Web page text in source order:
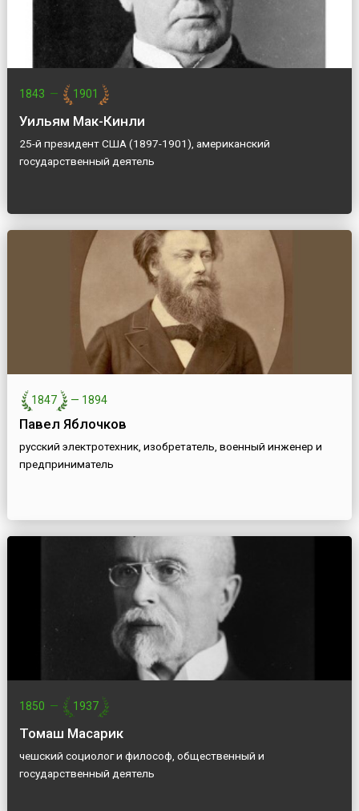
1843 — 1901
Уильям Мак-Кинли
25-й президент США (1897-1901), американский
государственный деятель
1847 — 1894
Павел Яблочков
русский электротехник, изобретатель, военный инженер и
предприниматель
1850 — 1937
Томаш Масарик
чешский социолог и философ, общественный и
государственный деятель